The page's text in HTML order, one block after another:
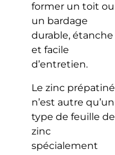
former un toit ou
un bardage
durable, étanche
et facile
d’entretien.
Le zinc prépatiné
n’est autre qu’un
type de feuille de
zinc
spécialement